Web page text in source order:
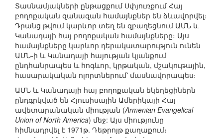
Տասնամյակների ընթացքում Սփյուռքում Հայ
բողոքական զանազան համայնքներ են ձևավորվել։
Դրանց թվում կարևոր տեղ են զբաղեցնում ԱՄՆ և
Կանադայի հայ բողոքական համայնքները։ Այս
համայնքները կարևոր դերակատարություն ունեն
ԱՄՆ-ի և Կանադայի հայության կյանքում
ընդհանրապես և հոգևոր, կրթական, մշակութային,
հասարակական ոլորտներում՝ մասնավորապես։
ԱՄՆ և Կանադայի հայ բողոքական եկեղեցիներն
ընդգրկված են Հյուսիսային Ամերիկայի Հայ
ավետարանական միության (Armenian Evangelical
Union of North America) մեջ: Այս միությունը
հիմնադրվել է 1971թ. Դեթրոյթ քաղաքում։